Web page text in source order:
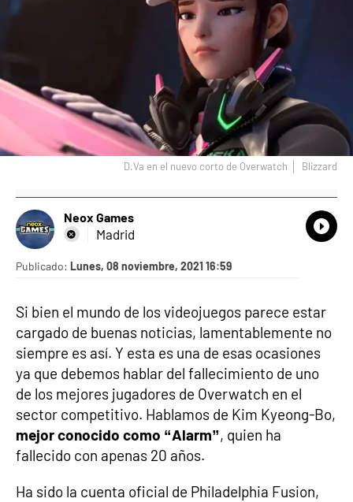
D.Va en el nuevo corto de Overwatch Blizzard
Neox Games
Madrid
Publicado: Lunes, 08 noviembre, 2021 16:59
Si bien el mundo de los videojuegos parece estar
cargado de buenas noticias, lamentablemente no
siempre es así. Y esta es una de esas ocasiones
ya que debemos hablar del fallecimiento de uno
de los mejores jugadores de Overwatch en el
sector competitivo. Hablamos de Kim Kyeong-Bo,
mejor conocido como “Alarm”, quien ha
fallecido con apenas 20 años.
Ha sido la cuenta oficial de Philadelphia Fusion,